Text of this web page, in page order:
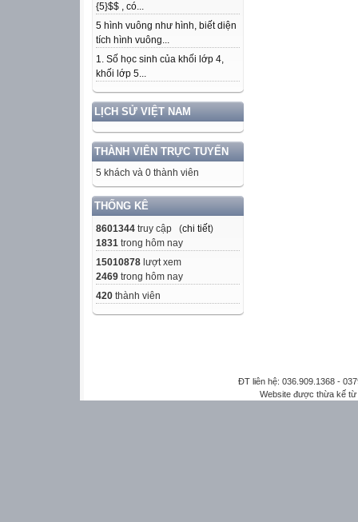
{5}$$ , có...
5 hình vuông như hình, biết diện
tích hình vuông...
1. Số học sinh của khối lớp 4,
khối lớp 5...
LỊCH SỬ VIỆT NAM
THÀNH VIÊN TRỰC TUYẾN
5 khách và 0 thành viên
THỐNG KÊ
8601344 truy cập (chi tiết)
1831 trong hôm nay
15010878 lượt xem
2469 trong hôm nay
420 thành viên
ĐT liên hệ: 036.909.1368 -
Website được thừa kế từ